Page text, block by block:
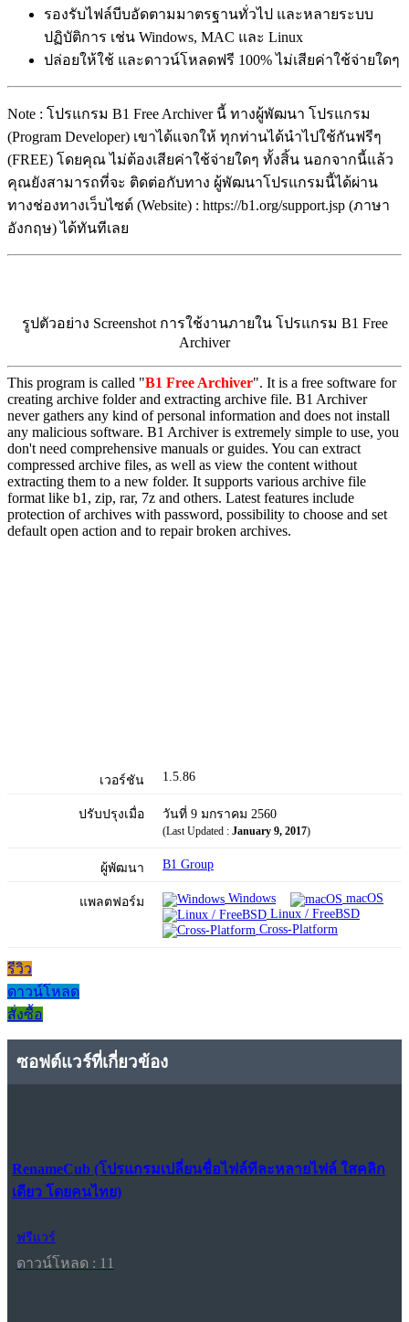
รองรับไฟล์บีบอัดตามมาตรฐานทั่วไป และหลายระบบ
ปฏิบัติการ เช่น Windows, MAC และ Linux
ปล่อยให้ใช้ และดาวน์โหลดฟรี 100% ไม่เสียค่าใช้จ่ายใดๆ
Note : โปรแกรม B1 Free Archiver นี้ ทางผู้พัฒนา โปรแกรม
(Program Developer) เขาได้แจกให้ ทุกท่านได้นำไปใช้กันฟรีๆ
(FREE) โดยคุณ ไม่ต้องเสียค่าใช้จ่ายใดๆ ทั้งสิ้น นอกจากนี้แล้ว
คุณยังสามารถที่จะ ติดต่อกับทาง ผู้พัฒนาโปรแกรมนี้ได้ผ่าน
ทางช่องทางเว็บไซต์ (Website) : https://b1.org/support.jsp (ภาษา
อังกฤษ) ได้ทันทีเลย
รูปตัวอย่าง Screenshot การใช้งานภายใน โปรแกรม B1 Free
Archiver
This program is called "B1 Free Archiver". It is a free software for
creating archive folder and extracting archive file. B1 Archiver
never gathers any kind of personal information and does not install
any malicious software. B1 Archiver is extremely simple to use, you
don't need comprehensive manuals or guides. You can extract
compressed archive files, as well as view the content without
extracting them to a new folder. It supports various archive file
format like b1, zip, rar, 7z and others. Latest features include
protection of archives with password, possibility to choose and set
default open action and to repair broken archives.
เวอร์ชัน 1.5.86
ปรับปรุงเมื่อ วันที่ 9 มกราคม 2560
(Last Updated : January 9, 2017)
ผู้พัฒนา B1 Group
แพลตฟอร์ม Windows
macOS
Linux / FreeBSD
Cross-Platform
รีวิว
ดาวน์โหลด
สั่งซื้อ
ซอฟต์แวร์ที่เกี่ยวข้อง
RenameCub (โปรแกรมเปลี่ยนชื่อไฟล์ทีละหลายไฟล์ ใสคลิก
เดียว โดยคนไทย)
ฟรีแวร์
ดาวน์โหลด : 11